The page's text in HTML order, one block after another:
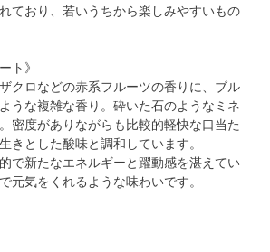
ており、若いうちから楽しみやすいもの
ト》
クロなどの赤系フルーツの香りに、ブル
うな複雑な香り。砕いた石のようなミネ
密度がありながらも比較的軽快な口当た
きとした酸味と調和しています。
で新たなエネルギーと躍動感を湛えてい
元気をくれるような味わいです。